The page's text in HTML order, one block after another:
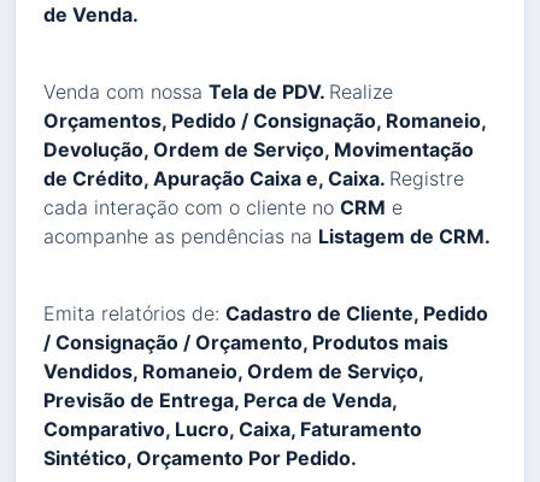
de Venda.
Venda com nossa Tela de PDV. Realize
Orçamentos, Pedido / Consignação, Romaneio,
Devolução, Ordem de Serviço, Movimentação
de Crédito, Apuração Caixa e, Caixa. Registre
cada interação com o cliente no CRM e
acompanhe as pendências na Listagem de CRM.
Emita relatórios de: Cadastro de Cliente, Pedido
/ Consignação / Orçamento, Produtos mais
Vendidos, Romaneio, Ordem de Serviço,
Previsão de Entrega, Perca de Venda,
Comparativo, Lucro, Caixa, Faturamento
Sintético, Orçamento Por Pedido.